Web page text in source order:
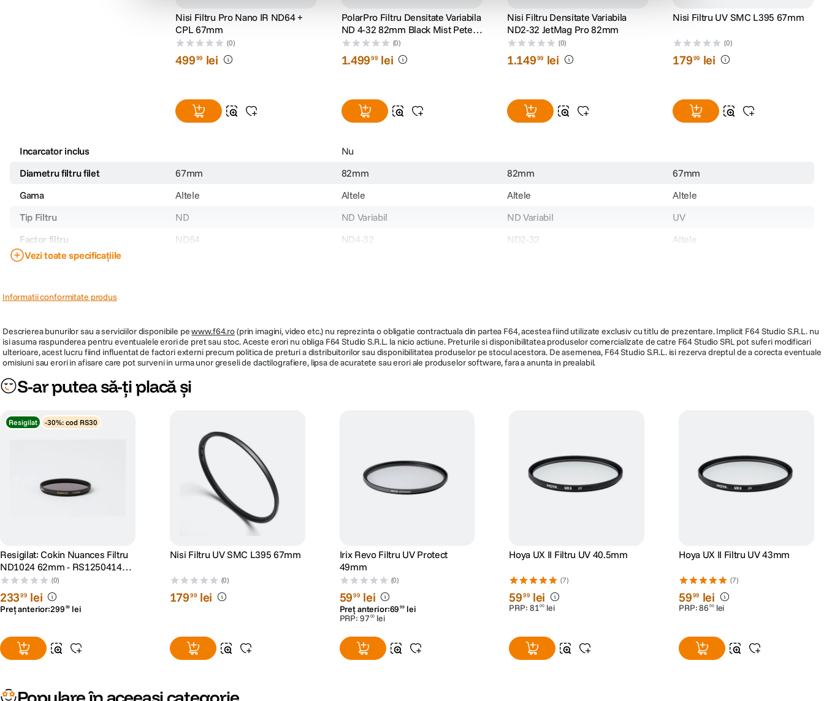
Nisi Filtru Pro Nano IR ND64 +
CPL 67mm
(0)
49999 lei
PolarPro Filtru Densitate Variabila
ND 4-32 82mm Black Mist Peter
McKinnon Signature Edition II
(0)
1.49999 lei
Nisi Filtru Densitate Variabila
ND2-32 JetMag Pro 82mm
(0)
1.14999 lei
Nisi Filtru UV SMC L395 67mm
(0)
17999 lei
Incarcator inclus
Nu
Diametru filtru filet
67mm 82mm 82mm
67mm
Gama
Altele Altele Altele
Altele
Tip Filtru
ND ND Variabil ND Variabil
UV
Factor filtru
ND64 ND4-32 ND2-32
Altele
Cod producator
Vezi toate specificațiile
Informatii conformitate produs
Descrierea bunurilor sau a serviciilor disponibile pewww.f64.ro(prin imagini, video etc.) nu reprezinta o obligatie contractuala din partea F64, acestea fiind utilizate exclusiv cu titlu de prezentare. Implicit F64 Studio S.R.L. nu
isi asuma raspunderea pentru eventualele erori de pret sau stoc. Aceste erori nu obliga F64 Studio S.R.L. la nicio actiune. Preturile si disponibilitatea produselor comercializate de catre F64 Studio SRL pot suferi modificari
ulterioare, acest lucru fiind influentat de factori externi precum politica de preturi a distribuitorilor sau disponibilitatea produselor pe stocul acestora. De asemenea, F64 Studio S.R.L. isi rezerva dreptul de a corecta eventuale
omisiuni sau erori in afisare care pot surveni in urma unor greseli de dactilografiere, lipsa de acuratete sau erori ale produselor software, fara a anunta in prealabil.
S-ar putea să-ți placă și
Resigilat -30%: cod RS30
Resigilat: Cokin Nuances Filtru
ND1024 62mm - RS125041423-
1
(0)
23399 lei
Preț anterior:299 99 lei
Nisi Filtru UV SMC L395 67mm
(0)
17999 lei
Irix Revo Filtru UV Protect
49mm
(0)
5999 lei
Preț anterior:69 99 lei
PRP: 97 00 lei
Hoya UX II Filtru UV 40.5mm
(7)
5999 lei
PRP: 8100 lei
Hoya UX II Filtru UV 43mm
(7)
5999 lei
PRP:86 00 lei